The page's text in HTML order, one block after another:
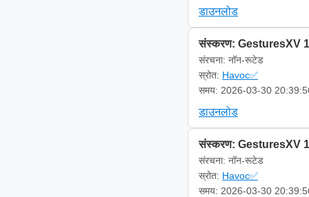
डाउनलोड
संस्करण: GesturesXV
संरचना: नॉन-रूटेड
स्रोत: Havoc✅
समय: 2026-03-30
डाउनलोड
संस्करण: GesturesXV
संरचना: नॉन-रूटेड
स्रोत: Havoc✅
समय: 2026-03-30